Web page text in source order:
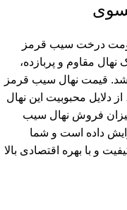
درخت سیب قرمز
مقاوم و پربازده،
قیمت نهال سیب قرمز
دلایل محبوبیت این نهال
فروش نهال سیب
داده است و شما
و با بهره اقتصادی بالا